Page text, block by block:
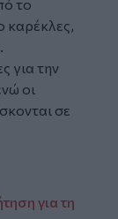
το
καρέκλες,
για την
οι
σε
για τη